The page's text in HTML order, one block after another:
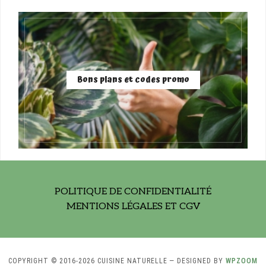
Bons plans et codes promo
POLITIQUE DE CONFIDENTIALITÉ
MENTIONS LÉGALES ET CGV
COPYRIGHT © 2016-2026 CUISINE NATURELLE — DESIGNED BY WPZOOM